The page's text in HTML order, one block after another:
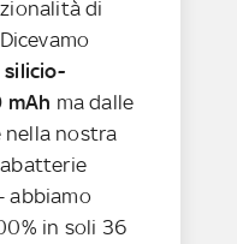
di
mAh ma dalle
nostra
abbiamo
in soli 36